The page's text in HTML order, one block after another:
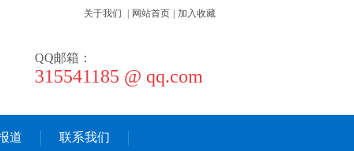
关于我们 网站首页 加入收藏
QQ邮箱：
315541185 @ qq.com
道 联系我们